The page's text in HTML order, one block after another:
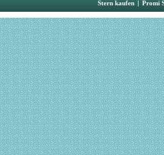
Stern kaufen | Promi